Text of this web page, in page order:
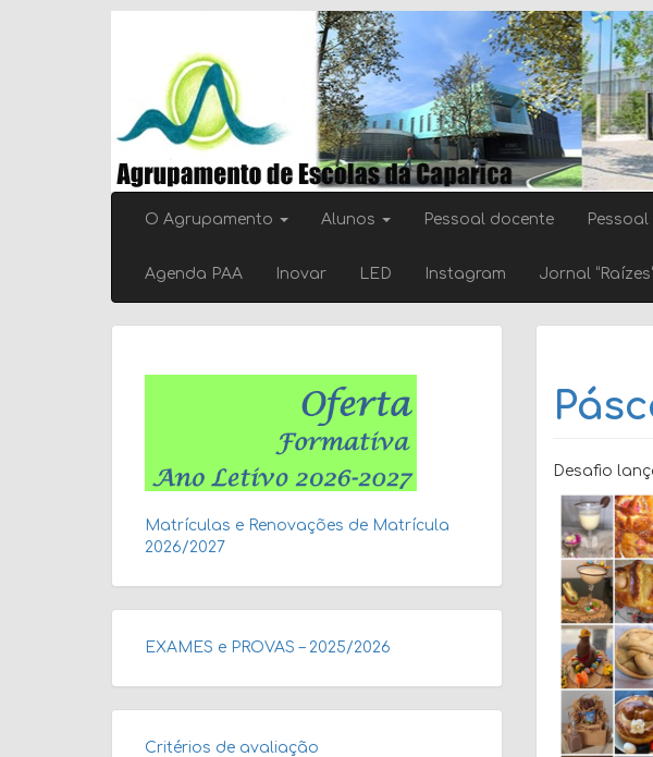
O Agrupamento Alunos Pessoal docente
Agenda PAA Inovar LED Instagram Jornal
Desafio
Matrículas e Renovações de Matrícula
2026/2027
EXAMES e PROVAS – 2025/2026
Critérios de avaliação